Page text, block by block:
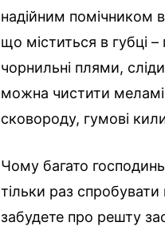
надійним помічником
що міститься в губці
чорнильні плями,
можна чистити
сковороду, гумові
Чому багато
тільки раз
забудете про решту